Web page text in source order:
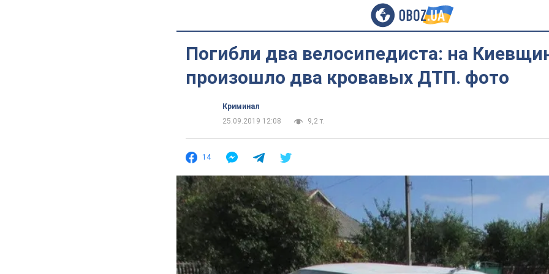
Погибли два велосипедиста: на
произошло два кровавых ДТП. фото
Криминал
25.09.2019 12:08
9,2 т.
14